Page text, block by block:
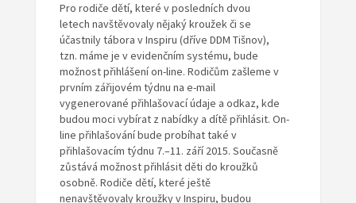
Pro rodiče dětí, které v posledních dvou
letech navštěvovaly nějaký kroužek či se
účastnily tábora v Inspiru (dříve DDM Tišnov),
tzn. máme je v evidenčním systému, bude
možnost přihlášení on-line. Rodičům zašleme v
prvním zářijovém týdnu na e-mail
vygenerované přihlašovací údaje a odkaz, kde
budou moci vybírat z nabídky a dítě přihlásit. On-
line přihlašování bude probíhat také v
přihlašovacím týdnu 7.–11. září 2015. Současně
zůstává možnost přihlásit děti do kroužků
osobně. Rodiče dětí, které ještě
nenavštěvovaly kroužky v Inspiru, budou